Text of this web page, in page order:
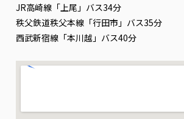
JR高崎線「上尾」バス34分
秩父鉄道秩父本線「行田市」バス35分
西武新宿線「本川越」バス40分